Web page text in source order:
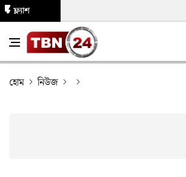
ফ্ল্যাশ
হোম নিউজ